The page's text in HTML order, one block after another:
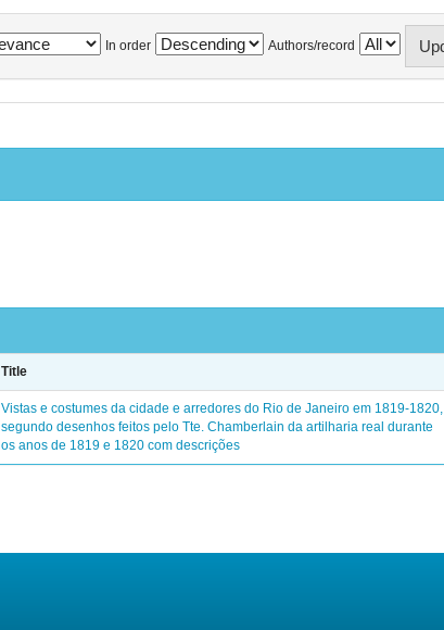
In order Authors/record
Title
Vistas e costumes da cidade e arredores do Rio de Janeiro em 1819-1820,
segundo desenhos feitos pelo Tte. Chamberlain da artilharia real durante
os anos de 1819 e 1820 com descrições